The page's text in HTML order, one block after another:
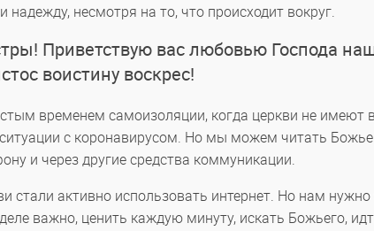
надежду, несмотря на то, что происходит вокруг.
Приветствую вас любовью Господа
воистину воскрес!
временем самоизоляции, когда церкви не имеют
с коронавирусом. Но мы можем читать
и через другие средства коммуникации.
стали активно использовать интернет. Но нам
важно, ценить каждую минуту, искать Божьего,